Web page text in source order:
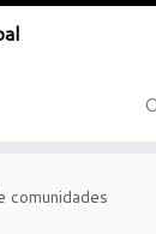
comunidades